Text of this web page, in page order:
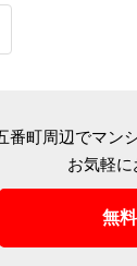
町周辺でマン
お気軽に
無